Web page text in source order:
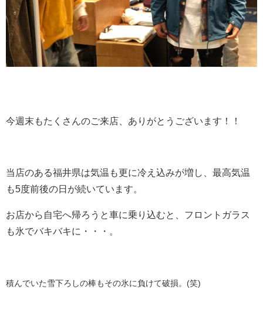
今週末もたくさんのご来店、ありがとうございます！！
当店のある福井県は気温も更に冷え込みが増し、最高気温
も5度前後の日が続いています。
お店から自宅へ帰ろうと車に乗り込むと、フロントガラス
も氷でバキバキに・・・。
積んでいた雪下ろしの棒もその氷に負けて破損。(笑)